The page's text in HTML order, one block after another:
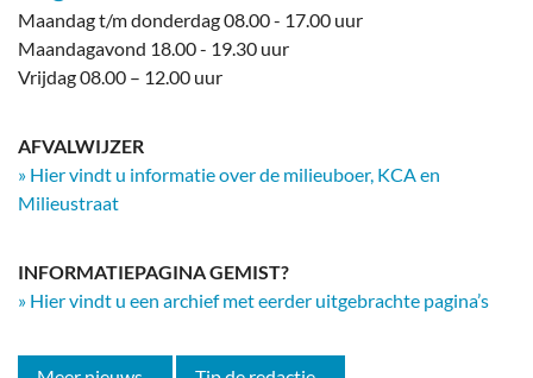
Maandag t/m donderdag 08.00 - 17.00 uur
Maandagavond 18.00 - 19.30 uur
Vrijdag 08.00 – 12.00 uur
AFVALWIJZER
» Hier vindt u informatie over de milieuboer, KCA en
Milieustraat
INFORMATIEPAGINA GEMIST?
» Hier vindt u een archief met eerder uitgebrachte pagina’s